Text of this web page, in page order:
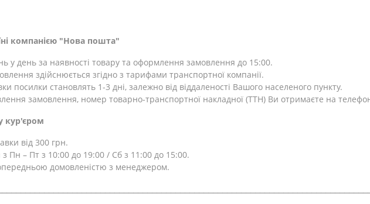
компанією "Нова пошта"
у день за наявності товару та оформлення замовлення до 15:00.
здійснюється згідно з тарифами транспортної компанії.
посилки становлять 1-3 дні, залежно від віддаленості Вашого населеного пункту.
замовлення, номер товарно-транспортної накладної (ТТН) Ви отримаєте на
кур'єром
від 300 грн.
з Пн – Пт з 10:00 до 19:00 / Сб з 11:00 до 15:00.
домовленістю з менеджером.